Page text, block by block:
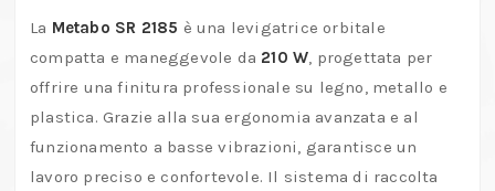
La Metabo SR 2185 è una levigatrice orbitale
compatta e maneggevole da 210 W, progettata per
offrire una finitura professionale su legno, metallo e
plastica. Grazie alla sua ergonomia avanzata e al
funzionamento a basse vibrazioni, garantisce un
lavoro preciso e confortevole. Il sistema di raccolta